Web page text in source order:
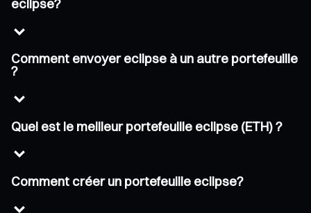
eclipse?
Comment envoyer eclipse à un autre portefeuille
?
Quel est le meilleur portefeuille eclipse (ETH) ?
Comment créer un portefeuille eclipse?